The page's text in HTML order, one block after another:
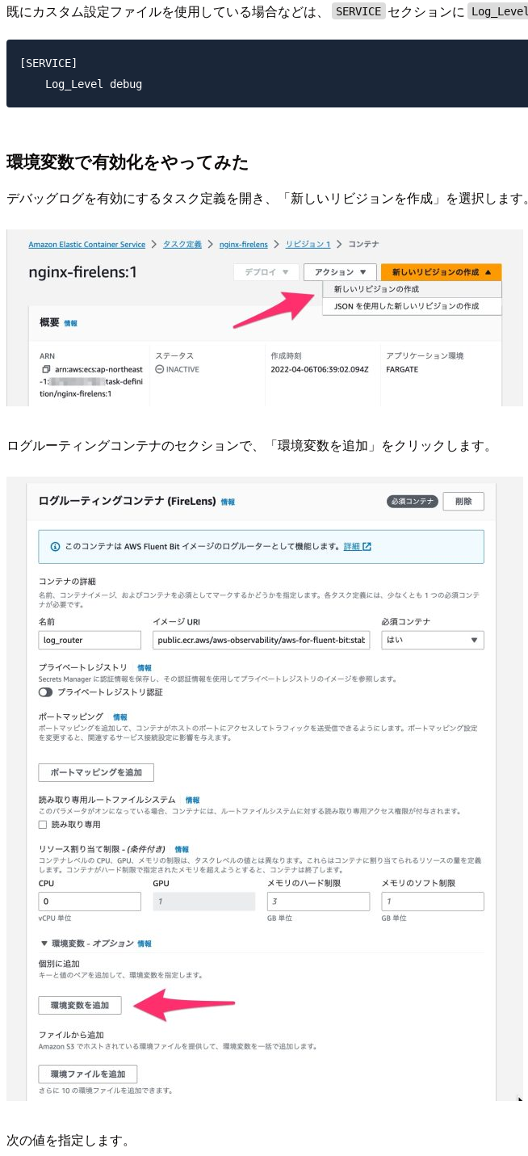
既にカスタム設定ファイルを使用している場合などは、 SERVICE セクションに Log_Level
[SERVICE]
環境変数で有効化をやってみた
デバッグログを有効にするタスク定義を開き、「新しいリビジョンを作成」を選択します。
ログルーティングコンテナのセクションで、「環境変数を追加」をクリックします。
次の値を指定します。